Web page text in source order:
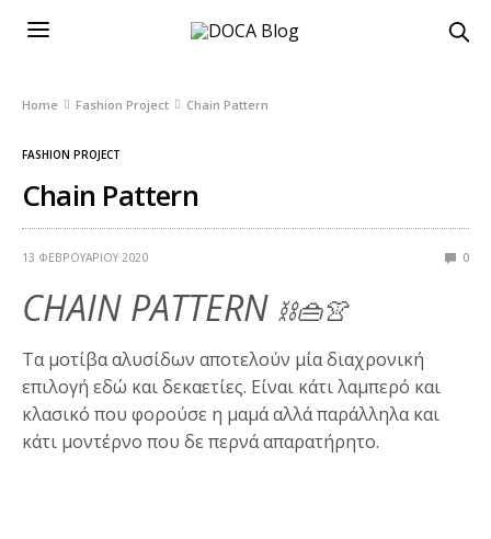
Home Fashion Project Chain Pattern
FASHION PROJECT
Chain Pattern
13 ΦΕΒΡΟΥΑΡΊΟΥ 2020 0
CHAIN PATTERN ⛓️👜👚
Τα μοτίβα αλυσίδων αποτελούν μία διαχρονική
επιλογή εδώ και δεκαετίες. Είναι κάτι λαμπερό και
κλασικό που φορούσε η μαμά αλλά παράλληλα και
κάτι μοντέρνο που δε περνά απαρατήρητο.